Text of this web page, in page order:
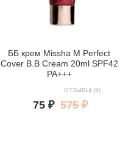
ББ крем Missha M Perfect
Cover B.B Cream 20ml SPF42
PA+++
ОТЗЫВЫ (9)
75 ₽ 575 ₽